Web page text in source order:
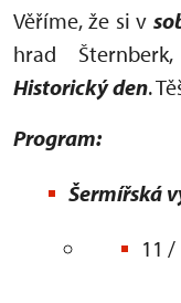
Věříme, že si v
hrad
Historický den.
Program:
Šermířská
11